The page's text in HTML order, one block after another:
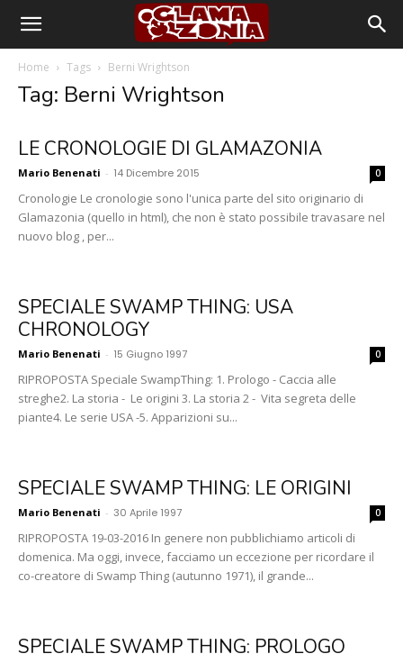
Home Tags Berni Wrightson
Tag: Berni Wrightson
LE CRONOLOGIE DI GLAMAZONIA
Mario Benenati - 14 Dicembre 2015 0
Cronologie Le cronologie sono l'unica parte del sito originario di
Glamazonia (quello in html), che non è stato possibile travasare nel
nuovo blog , per...
SPECIALE SWAMP THING: USA
CHRONOLOGY
Mario Benenati - 15 Giugno 1997 0
RIPROPOSTA Speciale SwampThing: 1. Prologo - Caccia alle
streghe2. La storia - Le origini 3. La storia 2 - Vita segreta delle
piante4. Le serie USA -5. Apparizioni su...
SPECIALE SWAMP THING: LE ORIGINI
Mario Benenati - 30 Aprile 1997 0
RIPROPOSTA 19-03-2016 In genere non pubblichiamo articoli di
domenica. Ma oggi, invece, facciamo un eccezione per ricordare il
co-creatore di Swamp Thing (autunno 1971), il grande...
SPECIALE SWAMP THING: PROLOGO